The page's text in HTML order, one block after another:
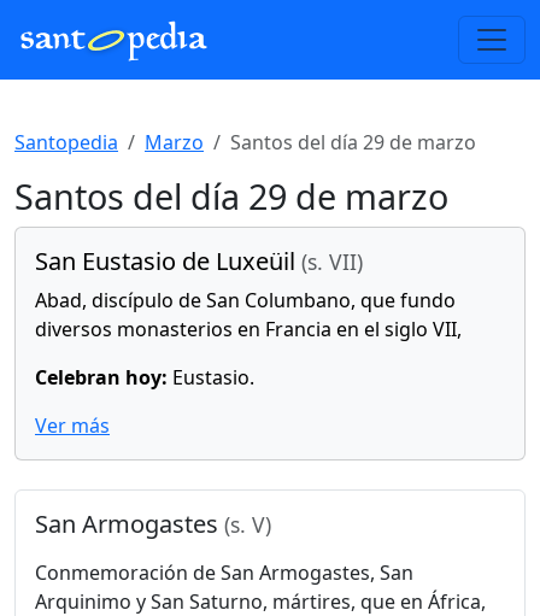
Santopedia Marzo Santos del día 29 de marzo
Santos del día 29 de marzo
San Eustasio de Luxeüil (s. VII)
Abad, discípulo de San Columbano, que fundo
diversos monasterios en Francia en el siglo VII,
Celebran hoy: Eustasio.
Ver más
San Armogastes (s. V)
Conmemoración de San Armogastes, San
Arquinimo y San Saturno, mártires, que en África,